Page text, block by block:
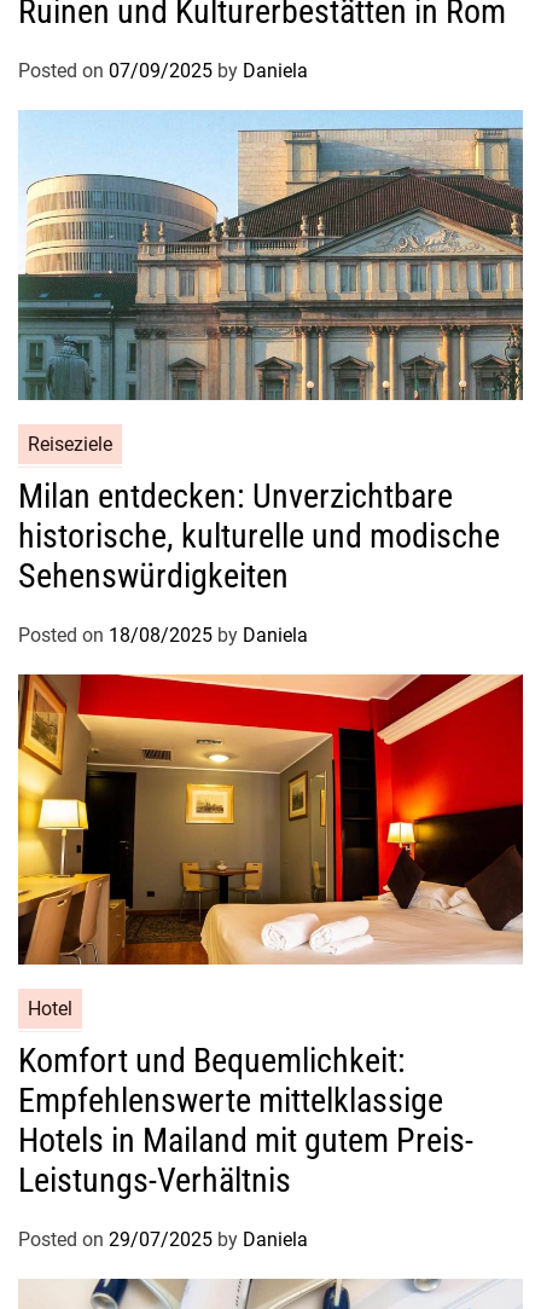
l
g
d
e
r
Z
w
i
s
c
h
e
t
o
p
w
a
i
s
s
t
r
?
Ruinen und Kulturerbestätten in Rom
Posted on 07/09/2025 by Daniela
Reiseziele
Milan entdecken: Unverzichtbare
historische, kulturelle und modische
Sehenswürdigkeiten
Posted on 18/08/2025 by Daniela
Hotel
Komfort und Bequemlichkeit:
Empfehlenswerte mittelklassige
Hotels in Mailand mit gutem Preis-
Leistungs-Verhältnis
Posted on 29/07/2025 by Daniela